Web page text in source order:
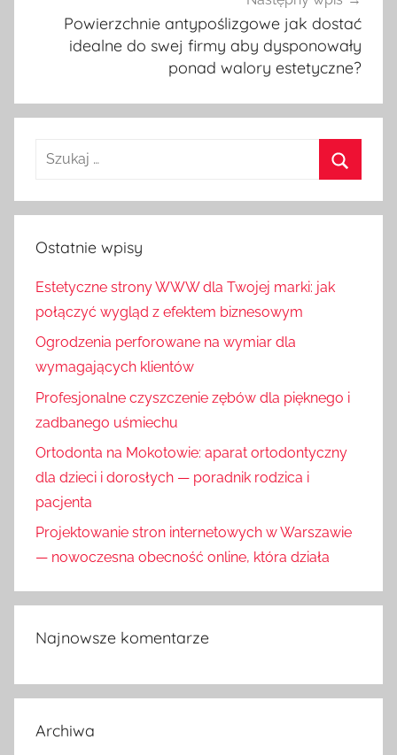
Powierzchnie antypoślizgowe jak dostać
idealne do swej firmy aby dysponowały
ponad walory estetyczne?
Ostatnie wpisy
Estetyczne strony WWW dla Twojej marki: jak
połączyć wygląd z efektem biznesowym
Ogrodzenia perforowane na wymiar dla
wymagających klientów
Profesjonalne czyszczenie zębów dla pięknego i
zadbanego uśmiechu
Ortodonta na Mokotowie: aparat ortodontyczny
dla dzieci i dorosłych — poradnik rodzica i
pacjenta
Projektowanie stron internetowych w Warszawie
— nowoczesna obecność online, która działa
Najnowsze komentarze
Archiwa